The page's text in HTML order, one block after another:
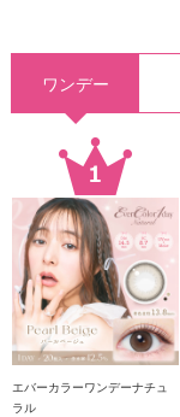
ワンデー
エバーカラーワンデーナチュ
ラル